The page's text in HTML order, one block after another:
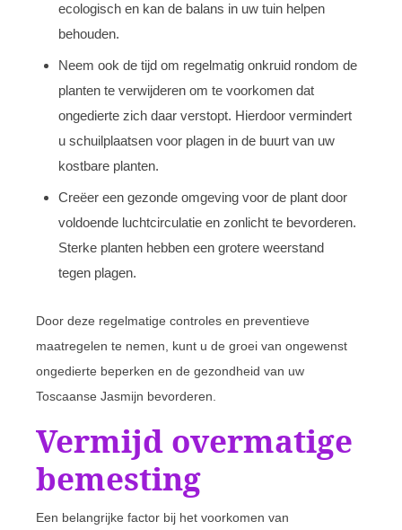
ecologisch en kan de balans in uw tuin helpen
behouden.
Neem ook de tijd om regelmatig onkruid rondom de
planten te verwijderen om te voorkomen dat
ongedierte zich daar verstopt. Hierdoor vermindert
u schuilplaatsen voor plagen in de buurt van uw
kostbare planten.
Creëer een gezonde omgeving voor de plant door
voldoende luchtcirculatie en zonlicht te bevorderen.
Sterke planten hebben een grotere weerstand
tegen plagen.
Door deze regelmatige controles en preventieve
maatregelen te nemen, kunt u de groei van ongewenst
ongedierte beperken en de gezondheid van uw
Toscaanse Jasmijn bevorderen.
Vermijd overmatige
bemesting
Een belangrijke factor bij het voorkomen van